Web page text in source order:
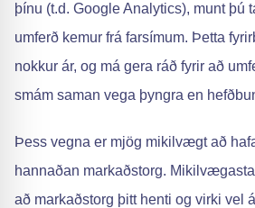
þínu (t.d. Google Analytics), munt þú
umferð kemur frá farsímum. Þetta
nokkur ár, og má gera ráð fyrir að
smám saman vega þyngra en
Þess vegna er mjög mikilvægt að
hannaðan markaðstorg.
að markaðstorg þitt henti og virki vel